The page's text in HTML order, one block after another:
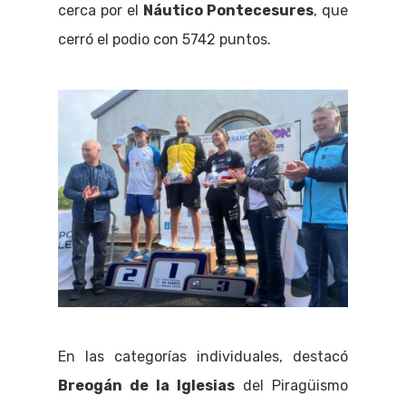
cerca por el Náutico Pontecesures, que
cerró el podio con 5742 puntos.
En las categorías individuales, destacó
Breogán de la Iglesias del Piragüismo